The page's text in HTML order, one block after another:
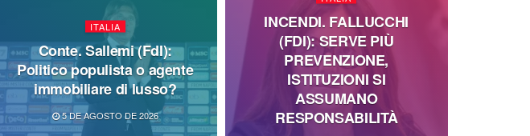
ITALIA
Conte. Sallemi (FdI):
Politico populista o agente
immobiliare di lusso?
5 DE AGOSTO DE 2026
INCENDI. FALLUCCHI
(FDI): SERVE PIÙ
PREVENZIONE,
ISTITUZIONI SI
ASSUMANO
RESPONSABILITÀ